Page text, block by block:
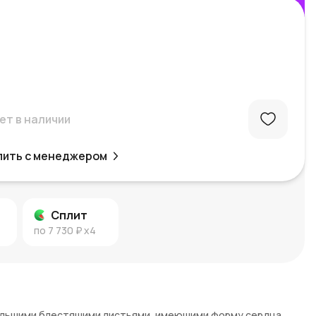
в наличии
с менеджером
Сплит
по 7 730 ₽x4